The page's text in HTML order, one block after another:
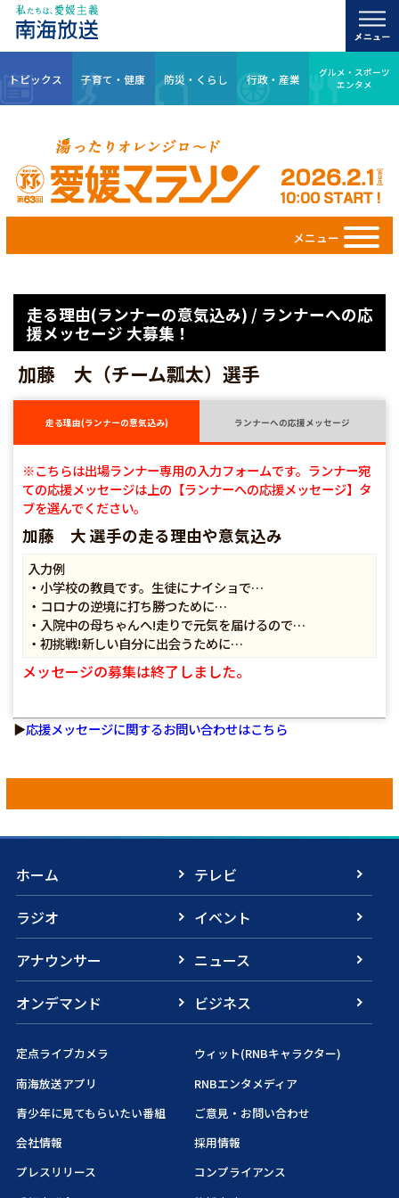
トピックス 子育て・健康 防災・くらし 行政・産業
グルメ・スポーツ
エンタメ
メニュー
走る理由(ランナーの意気込み) / ランナーへの応
援メッセージ 大募集！
加藤 大（チーム瓢太）選手
走る理由(ランナーの意気込み) ランナーへの応援メッセージ
※こちらは出場ランナー専用の入力フォームです。ランナー宛
ての応援メッセージは上の【ランナーへの応援メッセージ】タ
ブを選んでください。
加藤 大 選手の走る理由や意気込み
入力例
・小学校の教員です。生徒にナイショで…
・コロナの逆境に打ち勝つために…
・入院中の母ちゃんへ!走りで元気を届けるので…
・初挑戦!新しい自分に出会うために…
メッセージの募集は終了しました。
▶応援メッセージに関するお問い合わせはこちら
ホーム
テレビ
ラジオ
イベント
アナウンサー
ニュース
オンデマンド
ビジネス
定点ライブカメラ
ウィット(RNBキャラクター)
南海放送アプリ
RNBエンタメディア
青少年に見てもらいたい番組
ご意見・お問い合わせ
会社情報
採用情報
プレスリリース
コンプライアンス